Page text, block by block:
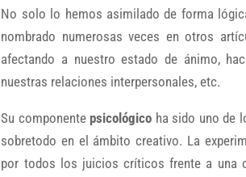
No solo lo hemos asimilado de forma
nombrado numerosas veces en otros
afectando a nuestro estado de ánimo,
nuestras relaciones interpersonales, etc.
Su componente psicológico ha sido uno de
sobretodo en el ámbito creativo. La
por todos los juicios críticos frente a una